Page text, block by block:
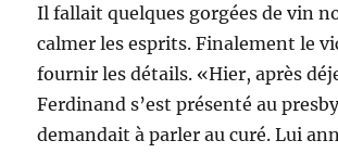
Il fallait quelques gorgées de vin
calmer les esprits. Finalement le
fournir les détails. «Hier, après
Ferdinand s’est présenté au
demandait à parler au curé. Lui